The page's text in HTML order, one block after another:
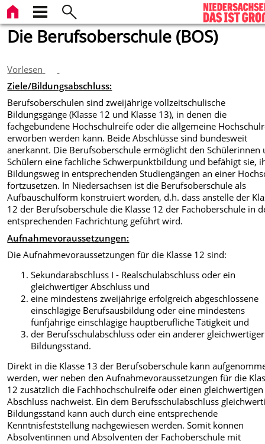
Die Berufsoberschule (BOS)
Vorlesen
Ziele/Bildungsabschluss:
Berufsoberschulen sind zweijährige vollzeitschulische
Bildungsgänge (Klasse 12 und Klasse 13), in denen die
fachgebundene Hochschulreife oder die allgemeine
erworben werden kann. Beide Abschlüsse sind bundesweit
anerkannt. Die Berufsoberschule ermöglicht den Schülerinnen
Schülern eine fachliche Schwerpunktbildung und befähigt sie,
Bildungsweg in entsprechenden Studiengängen an einer
fortzusetzen. In Niedersachsen ist die Berufsoberschule als
Aufbauschulform konstruiert worden, d.h. dass anstelle der
12 der Berufsoberschule die Klasse 12 der Fachoberschule in
entsprechenden Fachrichtung geführt wird.
Aufnahmevoraussetzungen:
Die Aufnahmevoraussetzungen für die Klasse 12 sind:
Sekundarabschluss I - Realschulabschluss oder ein
gleichwertiger Abschluss und
eine mindestens zweijährige erfolgreich abgeschlossene
einschlägige Berufsausbildung oder eine mindestens
fünfjährige einschlägige hauptberufliche Tätigkeit und
der Berufsschulabschluss oder ein anderer gleichwertiger
Bildungsstand.
Direkt in die Klasse 13 der Berufsoberschule kann
werden, wer neben den Aufnahmevoraussetzungen für die
12 zusätzlich die Fachhochschulreife oder einen gleichwertigen
Abschluss nachweist. Ein dem Berufsschulabschluss
Bildungsstand kann auch durch eine entsprechende
Kenntnisfeststellung nachgewiesen werden. Somit können
Absolventinnen und Absolventen der Fachoberschule mit